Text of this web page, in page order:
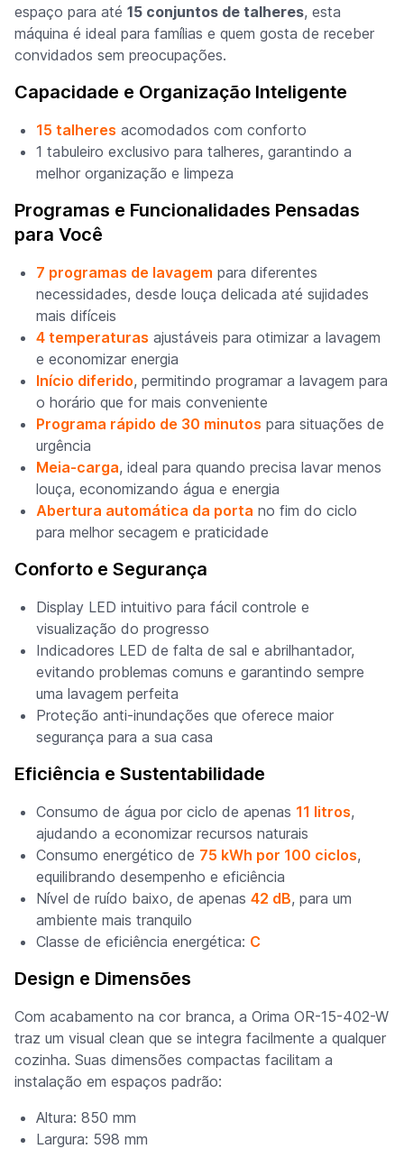
espaço para até 15 conjuntos de talheres, esta
máquina é ideal para famílias e quem gosta de receber
convidados sem preocupações.
Capacidade e Organização Inteligente
15 talheres acomodados com conforto
1 tabuleiro exclusivo para talheres, garantindo a
melhor organização e limpeza
Programas e Funcionalidades Pensadas
para Você
7 programas de lavagem para diferentes
necessidades, desde louça delicada até sujidades
mais difíceis
4 temperaturas ajustáveis para otimizar a lavagem
e economizar energia
Início diferido, permitindo programar a lavagem para
o horário que for mais conveniente
Programa rápido de 30 minutos para situações de
urgência
Meia-carga, ideal para quando precisa lavar menos
louça, economizando água e energia
Abertura automática da porta no fim do ciclo
para melhor secagem e praticidade
Conforto e Segurança
Display LED intuitivo para fácil controle e
visualização do progresso
Indicadores LED de falta de sal e abrilhantador,
evitando problemas comuns e garantindo sempre
uma lavagem perfeita
Proteção anti-inundações que oferece maior
segurança para a sua casa
Eficiência e Sustentabilidade
Consumo de água por ciclo de apenas 11 litros,
ajudando a economizar recursos naturais
Consumo energético de 75 kWh por 100 ciclos,
equilibrando desempenho e eficiência
Nível de ruído baixo, de apenas 42 dB, para um
ambiente mais tranquilo
Classe de eficiência energética: C
Design e Dimensões
Com acabamento na cor branca, a Orima OR-15-402-W
traz um visual clean que se integra facilmente a qualquer
cozinha. Suas dimensões compactas facilitam a
instalação em espaços padrão:
Altura: 850 mm
Largura: 598 mm